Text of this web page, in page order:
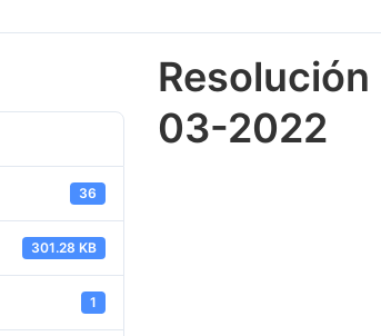
36
301.28 KB
1
03-2022